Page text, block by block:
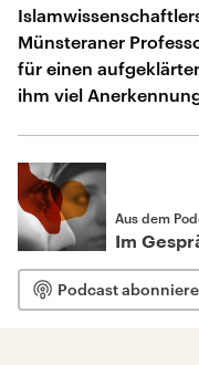
Münsteraner
für einen
ihm viel
Aus dem
Im
Podcast